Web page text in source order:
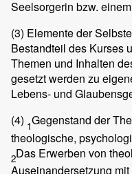
Seelsorgerin bzw.
(3) Elemente der
Bestandteil des Kurses
Themen und Inhalten
gesetzt werden zu
Lebens- und
(4) 1Gegenstand der
theologische,
2Das Erwerben von
Auseinandersetzung